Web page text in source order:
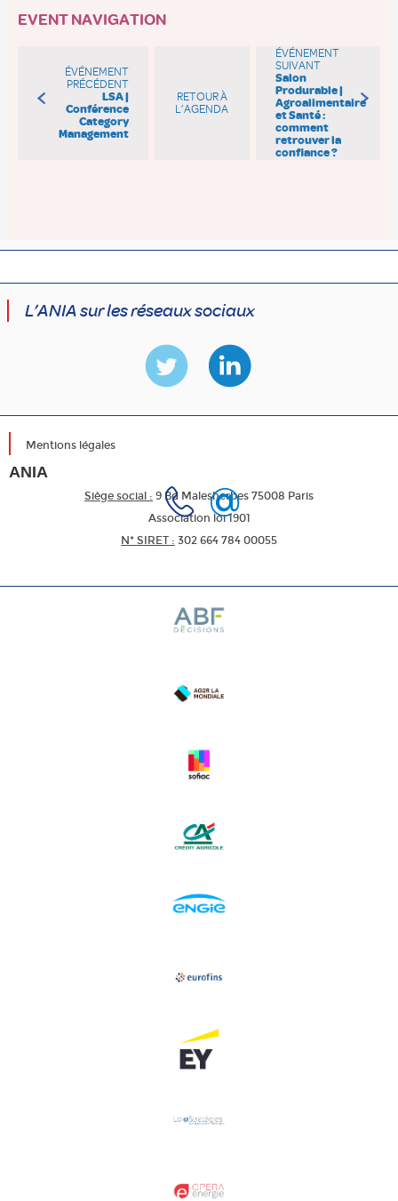
EVENT NAVIGATION
ÉVÉNEMENT
PRÉCÉDENT
LSA |
Conférence
Category
Management
RETOUR À
L’AGENDA
ÉVÉNEMENT
SUIVANT
Salon
Produrable |
Agroalimentaire
et Santé :
comment
retrouver la
confiance ?
L’ANIA sur les réseaux sociaux
Mentions légales
ANIA
Siège social : 9 Bd Malesherbes 75008 Paris
Association loi 1901
N* SIRET : 302 664 784 00055